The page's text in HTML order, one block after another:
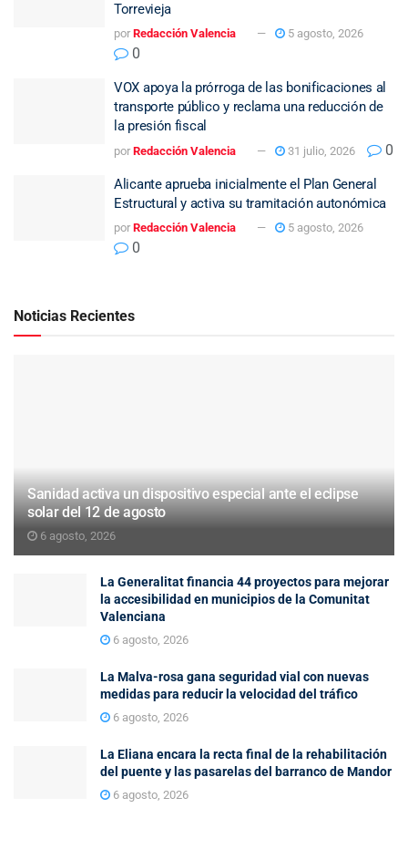
Torrevieja
por Redacción Valencia 5 agosto, 2026
0
VOX apoya la prórroga de las bonificaciones al
transporte público y reclama una reducción de
la presión fiscal
por Redacción Valencia 31 julio, 2026 0
Alicante aprueba inicialmente el Plan General
Estructural y activa su tramitación autonómica
por Redacción Valencia 5 agosto, 2026
0
Noticias Recientes
Sanidad activa un dispositivo especial ante el eclipse
solar del 12 de agosto
6 agosto, 2026
La Generalitat financia 44 proyectos para mejorar
la accesibilidad en municipios de la Comunitat
Valenciana
6 agosto, 2026
La Malva-rosa gana seguridad vial con nuevas
medidas para reducir la velocidad del tráfico
6 agosto, 2026
La Eliana encara la recta final de la rehabilitación
del puente y las pasarelas del barranco de Mandor
6 agosto, 2026